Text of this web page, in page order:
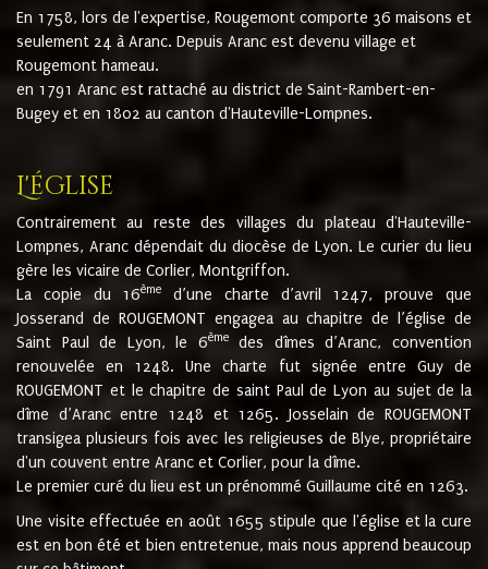
En 1758, lors de l'expertise, Rougemont comporte 36 maisons et
seulement 24 à Aranc. Depuis Aranc est devenu village et
Rougemont hameau.
en 1791 Aranc est rattaché au district de Saint-Rambert-en-
Bugey et en 1802 au canton d'Hauteville-Lompnes.
L'église
Contrairement au reste des villages du plateau d'Hauteville-
Lompnes, Aranc dépendait du diocèse de Lyon. Le curier du lieu
gère les vicaire de Corlier, Montgriffon.
La copie du 16ème
d’une charte d’avril 1247, prouve que
Josserand de ROUGEMONT engagea au chapitre de l’église de
Saint Paul de Lyon, le 6èmedes dîmes d’Aranc, convention
renouvelée en 1248. Une charte fut signée entre Guy de
ROUGEMONT et le chapitre de saint Paul de Lyon au sujet de la
dîme d’Aranc entre 1248 et 1265. Josselain de ROUGEMONT
transigea plusieurs fois avec les religieuses de Blye, propriétaire
d'un couvent entre Aranc et Corlier, pour la dîme.
Le premier curé du lieu est un prénommé Guillaume cité en 1263.
Une visite effectuée en août 1655 stipule que l'église et la cure
est en bon été et bien entretenue, mais nous apprend beaucoup